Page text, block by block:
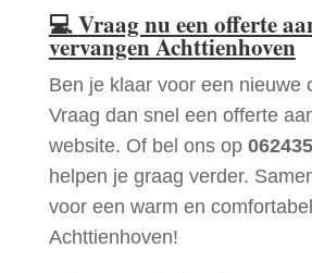
💻Vraag nu een offerte
vervangen Achttienhoven
Ben je klaar voor een nieuwe
Vraag dan snel een offerte
website. Of bel ons op
helpen je graag verder.
voor een warm en
Achttienhoven!